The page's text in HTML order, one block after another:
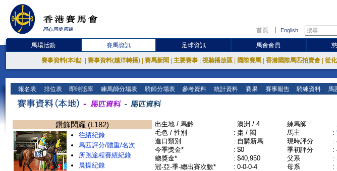
首頁 English
馬場活動 賽馬資訊 足球資訊 馬會會員
賽事資料(本地) 賽事資料(越洋轉播) 賽馬新聞 主要賽事 視聽播放區 國際賽馬 香港國際馬匹拍賣會 從
報名表 排位表 即時賠率 練馬師分場表 騎師分場表 參考資料 統計資料 賽果 賽事報告 騎練資料 馬
鑽飾閃耀 (L182)
往績紀錄
馬匹評分/體重/名次
所跑途程賽績紀錄
晨操紀錄
出生地 / 馬齡 : 澳洲 / 4
毛色 / 性別
: 棗 / 閹
進口類別
: 自購新馬
今季獎金*
: $0
總獎金*
: $40,950
冠-亞-季-總出賽次數*
: 0-0-0-4
練馬師 :
馬主
:
現時評分
:
季初評分
:
父系
:
母系
: